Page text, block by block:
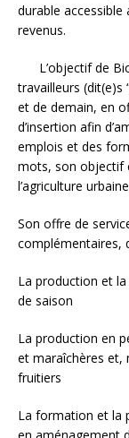
durable
revenus.
L’objectif de
travailleurs (dit(e)s
et de demain, en
d’insertion afin
emplois et des
mots, son objectif
l’agriculture
Son offre de
complémentaires,
La production et
de saison
La production en
et maraîchères et,
fruitiers
La formation et la
en aménagement